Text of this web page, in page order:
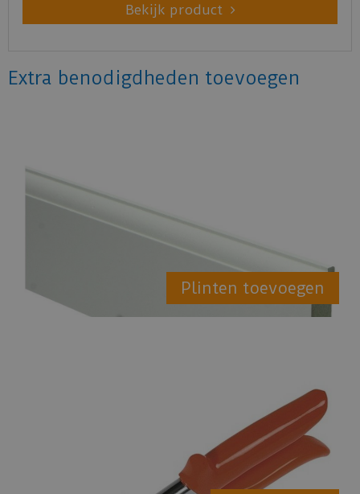
Bekijk product
Extra benodigdheden toevoegen
Plinten toevoegen